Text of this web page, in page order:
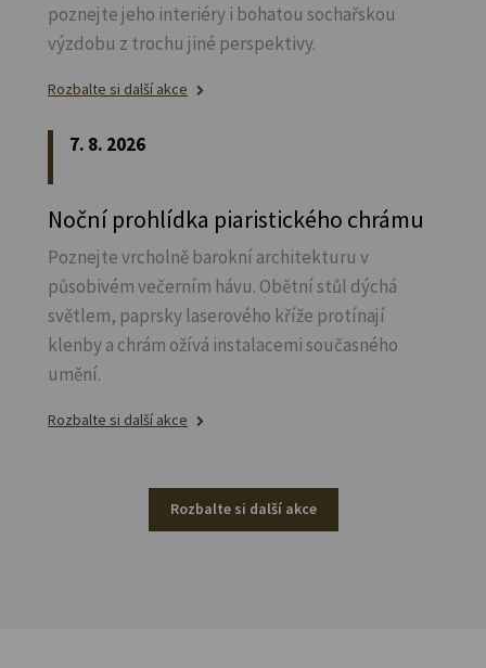
poznejte jeho interiéry i bohatou sochařskou
výzdobu z trochu jiné perspektivy.
Rozbalte si další akce
7. 8. 2026
Noční prohlídka piaristického chrámu
Poznejte vrcholně barokní architekturu v
působivém večerním hávu. Obětní stůl dýchá
světlem, paprsky laserového kříže protínají
klenby a chrám ožívá instalacemi současného
umění.
Rozbalte si další akce
Rozbalte si další akce